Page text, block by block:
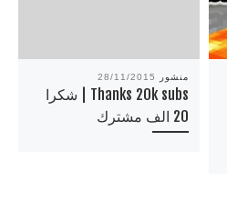
منشور 28/11/2015
Thanks 20k subs | شكرا
20 الف مشترك